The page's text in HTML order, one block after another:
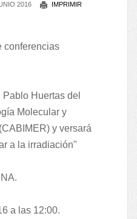
2016 IMPRIMIR
conferencias
Huertas del
Molecular y
y versará
a la irradiación"
a las 12:00.